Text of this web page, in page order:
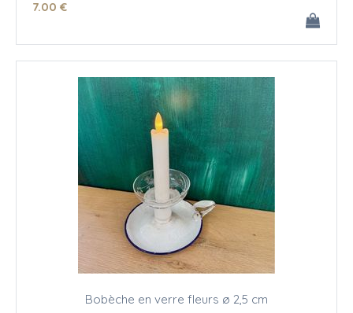
7.00 €
Bobèche en verre fleurs ø 2,5 cm